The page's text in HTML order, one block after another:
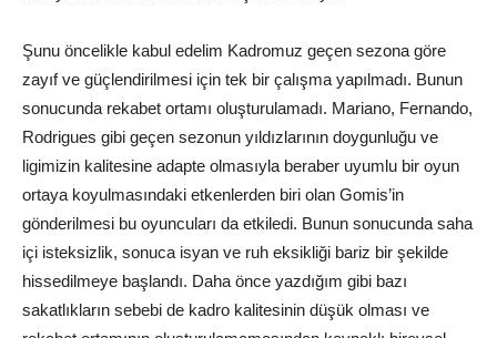
Şunu öncelikle kabul edelim Kadromuz geçen sezona göre
zayıf ve güçlendirilmesi için tek bir çalışma yapılmadı. Bunun
sonucunda rekabet ortamı oluşturulamadı. Mariano, Fernando,
Rodrigues gibi geçen sezonun yıldızlarının doygunluğu ve
ligimizin kalitesine adapte olmasıyla beraber uyumlu bir oyun
ortaya koyulmasındaki etkenlerden biri olan Gomis’in
gönderilmesi bu oyuncuları da etkiledi. Bunun sonucunda saha
içi isteksizlik, sonuca isyan ve ruh eksikliği bariz bir şekilde
hissedilmeye başlandı. Daha önce yazdığım gibi bazı
sakatlıkların sebebi de kadro kalitesinin düşük olması ve